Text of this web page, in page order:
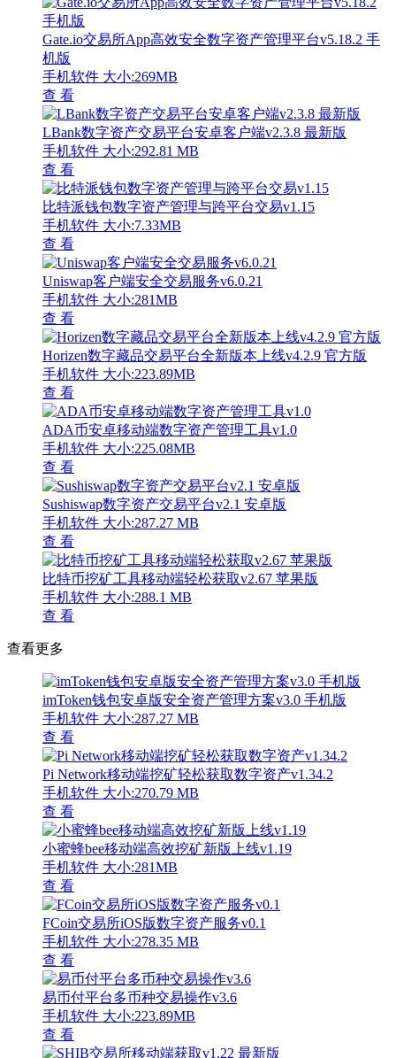
Gate.io交易所App高效安全数字资产管理平台v5.18.2 手
机版
手机软件 大小:269MB
查 看
LBank数字资产交易平台安卓客户端v2.3.8 最新版
手机软件 大小:292.81 MB
查 看
比特派钱包数字资产管理与跨平台交易v1.15
手机软件 大小:7.33MB
查 看
Uniswap客户端安全交易服务v6.0.21
手机软件 大小:281MB
查 看
Horizen数字藏品交易平台全新版本上线v4.2.9 官方版
手机软件 大小:223.89MB
查 看
ADA币安卓移动端数字资产管理工具v1.0
手机软件 大小:225.08MB
查 看
Sushiswap数字资产交易平台v2.1 安卓版
手机软件 大小:287.27 MB
查 看
比特币挖矿工具移动端轻松获取v2.67 苹果版
手机软件 大小:288.1 MB
查 看
查看更多
imToken钱包安卓版安全资产管理方案v3.0 手机版
手机软件 大小:287.27 MB
查 看
Pi Network移动端挖矿轻松获取数字资产v1.34.2
手机软件 大小:270.79 MB
查 看
小蜜蜂bee移动端高效挖矿新版上线v1.19
手机软件 大小:281MB
查 看
FCoin交易所iOS版数字资产服务v0.1
手机软件 大小:278.35 MB
查 看
易币付平台多币种交易操作v3.6
手机软件 大小:223.89MB
查 看